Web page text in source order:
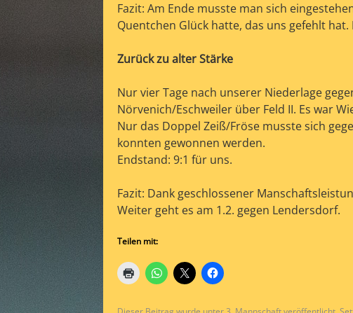
Fazit: Am Ende musste man sich
Quentchen Glück hatte, das uns gefehlt
Zurück zu alter Stärke
Nur vier Tage nach unserer Niederlage
Nörvenich/Eschweiler über Feld II. Es war
Nur das Doppel Zeiß/Fröse musste sich
konnten gewonnen werden.
Endstand: 9:1 für uns.
Fazit: Dank geschlossener
Weiter geht es am 1.2. gegen Lendersdorf.
Teilen mit: